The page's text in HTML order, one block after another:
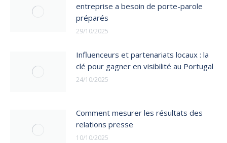
entreprise a besoin de porte-parole
préparés
29/10/2025
Influenceurs et partenariats locaux : la
clé pour gagner en visibilité au Portugal
24/10/2025
Comment mesurer les résultats des
relations presse
10/10/2025